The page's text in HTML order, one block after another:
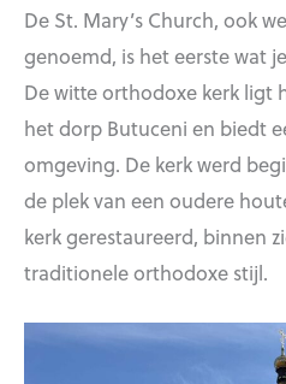
De St. Mary’s Church, ook
genoemd, is het eerste wat
De witte orthodoxe kerk ligt
het dorp Butuceni en biedt
omgeving. De kerk werd
de plek van een oudere
kerk gerestaureerd, binnen
traditionele orthodoxe stijl.